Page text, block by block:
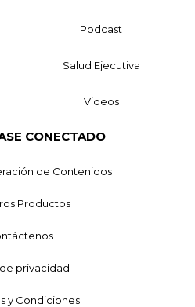
Podcast
Salud Ejecutiva
Videos
CONECTADO
de Contenidos
Productos
privacidad
y Condiciones